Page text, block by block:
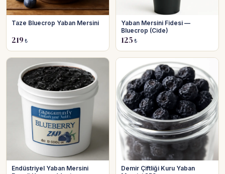
Taze Bluecrop Yaban Mersini
219 ₺
Yaban Mersini Fidesi —
Bluecrop (Cide)
125 ₺
Endüstriyel Yaban Mersini
Demir Çiftliği Kuru Yaban